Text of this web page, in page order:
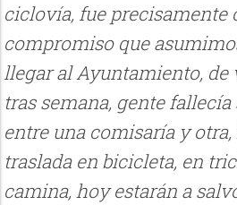
ciclovía, fue precisamente
compromiso que
llegar al Ayuntamiento, de
tras semana, gente
entre una comisaría y
traslada en bicicleta, en
camina, hoy estarán a